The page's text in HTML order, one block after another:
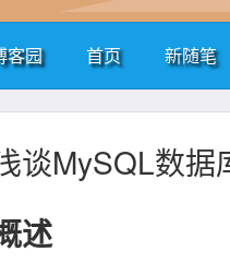
客园 首页 新随笔
谈MySQL数据
述